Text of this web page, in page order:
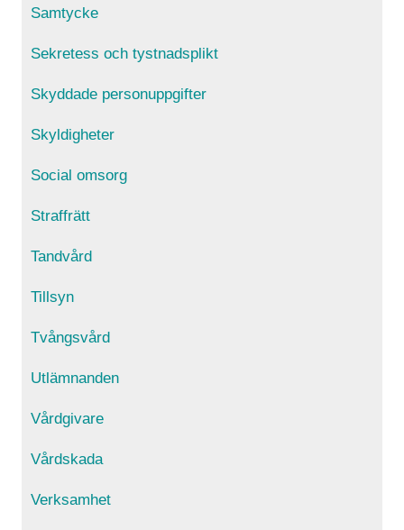
Samtycke
Sekretess och tystnadsplikt
Skyddade personuppgifter
Skyldigheter
Social omsorg
Straffrätt
Tandvård
Tillsyn
Tvångsvård
Utlämnanden
Vårdgivare
Vårdskada
Verksamhet